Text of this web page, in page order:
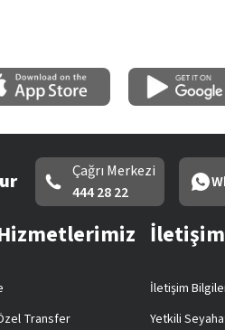
Çağrı Merkezi
444 28 22
Transfer
İletişim
İletişim
Yetkili